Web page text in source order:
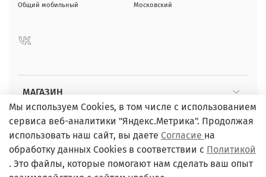
МАГАЗИН
ПОКУПАТЕЛЯМ
Общий мобильный Московский
Мы используем Cookies, в том числе с использованием
сервиса веб-аналитики "Яндекс.Метрика". Продолжая
использовать наш сайт, вы даете Согласие на
обработку данных Cookies в соответствии с Политикой
. Это файлы, которые помогают нам сделать ваш опыт